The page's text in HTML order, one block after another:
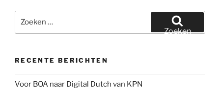
naar:
Zoeken
RECENTE BERICHTEN
Voor BOA naar Digital Dutch van KPN